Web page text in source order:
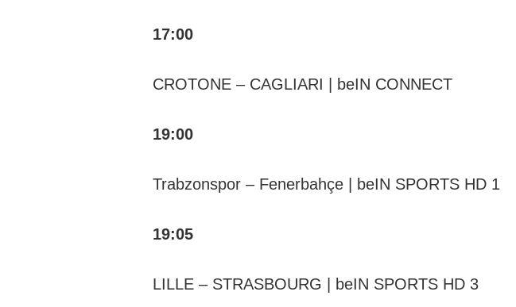
17:00
CROTONE – CAGLIARI | beIN CONNECT
19:00
Trabzonspor – Fenerbahçe | beIN SPORTS HD 1
19:05
LILLE – STRASBOURG | beIN SPORTS HD 3